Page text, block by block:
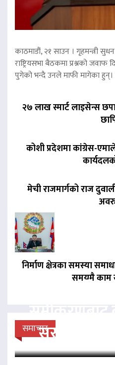
काठमाडौं, २१ साउन । गृहमन्त्री
राष्ट्रियसभा बैठकमा प्रश्नको जवाफ
पुगेको भन्दै उनले माफी मागेका
२७ लाख स्मार्ट लाइसेन्स
कोशी प्रदेशमा कांग्रेस-
मेची राजमार्गको राज
निर्माण क्षेत्रका समस्या
समयमै काम
समाचार
बागमतीमा
सरकार